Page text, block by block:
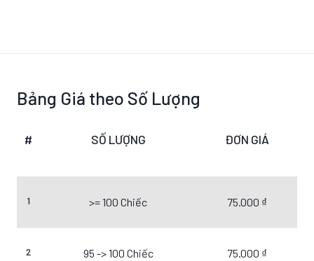
Bảng Giá theo Số Lượng
# SỐ LƯỢNG ĐƠN GIÁ
1 >= 100 Chiếc 75.000 ₫
2 95 -> 100 Chiếc 75.000 ₫